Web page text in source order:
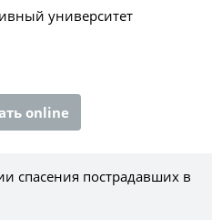
университет
online
спасения пострадавших в